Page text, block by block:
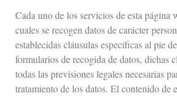
Cada uno de los servicios de esta página
cuales se recogen datos de carácter
establecidas cláusulas específicas al pie
formularios de recogida de datos, dichas
todas las previsiones legales necesarias
tratamiento de los datos. El contenido de